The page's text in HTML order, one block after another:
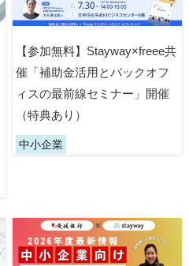
【参加無料】Stayway×freee共
催「補助金活用とバックオフ
ィスの最前線セミナー」開催
（特典あり）
中小企業